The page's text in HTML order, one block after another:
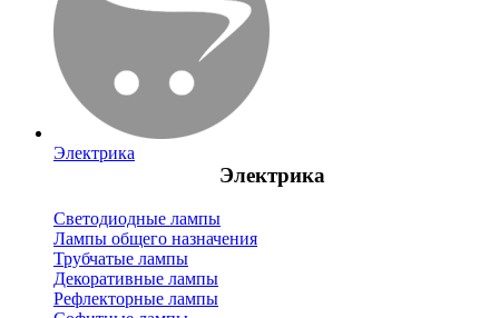
Электрика
Электрика
Светодиодные лампы
Лампы общего назначения
Трубчатые лампы
Декоративные лампы
Рефлекторные лампы